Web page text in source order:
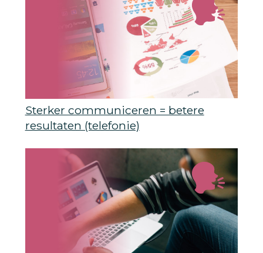
Sterker communiceren = betere
resultaten (telefonie)